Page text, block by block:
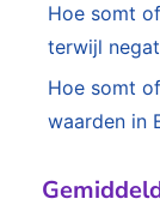
Hoe somt
terwijl
Hoe somt
waarden in